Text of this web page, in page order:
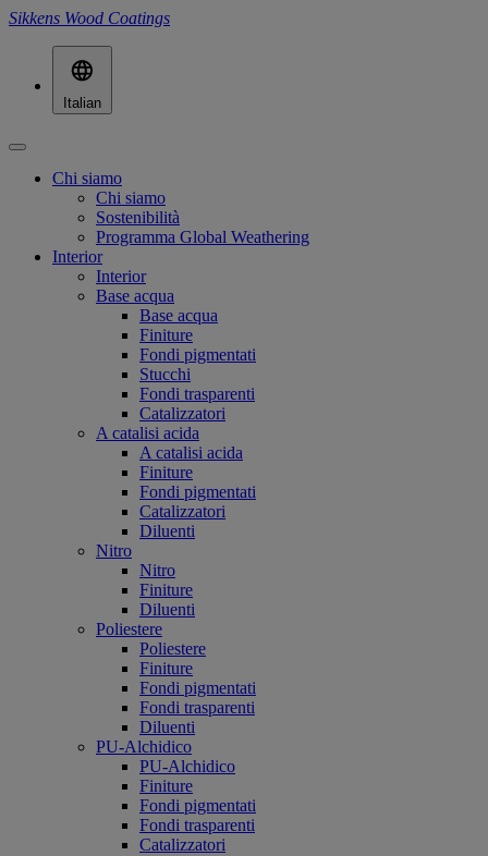
Sikkens Wood Coatings
Italian
Chi siamo
Chi siamo
Sostenibilità
Programma Global Weathering
Interior
Interior
Base acqua
Base acqua
Finiture
Fondi pigmentati
Stucchi
Fondi trasparenti
Catalizzatori
A catalisi acida
A catalisi acida
Finiture
Fondi pigmentati
Catalizzatori
Diluenti
Nitro
Nitro
Finiture
Diluenti
Poliestere
Poliestere
Finiture
Fondi pigmentati
Fondi trasparenti
Diluenti
PU-Alchidico
PU-Alchidico
Finiture
Fondi pigmentati
Fondi trasparenti
Catalizzatori